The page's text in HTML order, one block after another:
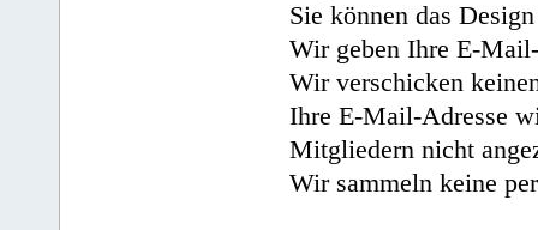
Sie können das
Wir geben Ihre E-
Wir verschicken
Ihre E-Mail-Adresse
Mitgliedern nicht
Wir sammeln keine